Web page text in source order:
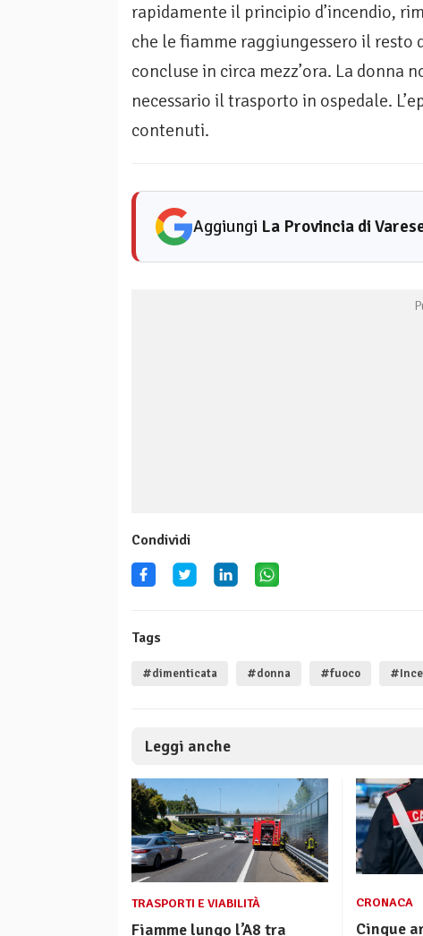
rapidamente il principio d’incendio,
che le fiamme raggiungessero il resto
concluse in circa mezz’ora. La donna
necessario il trasporto in ospedale.
contenuti.
Aggiungi La Provincia di
Condividi
Tags
#dimenticata #donna #fuoco
Leggi anche
TRASPORTI E VIABILITÀ
Fiamme lungo l’A8 tra
CRONACA
Cinque